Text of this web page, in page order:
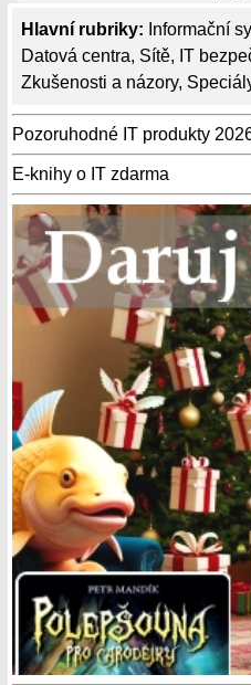
Hlavní rubriky: Informační
Datová centra, Sítě, IT
Zkušenosti a názory,
Pozoruhodné IT produkty
E-knihy o IT zdarma